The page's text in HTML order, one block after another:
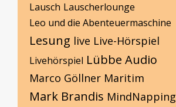
Lausch Lauscherlounge
Leo und die Abenteuermaschine
Lesung live Live-Hörspiel
Livehörspiel Lübbe Audio
Marco Göllner Maritim
Mark Brandis MindNapping